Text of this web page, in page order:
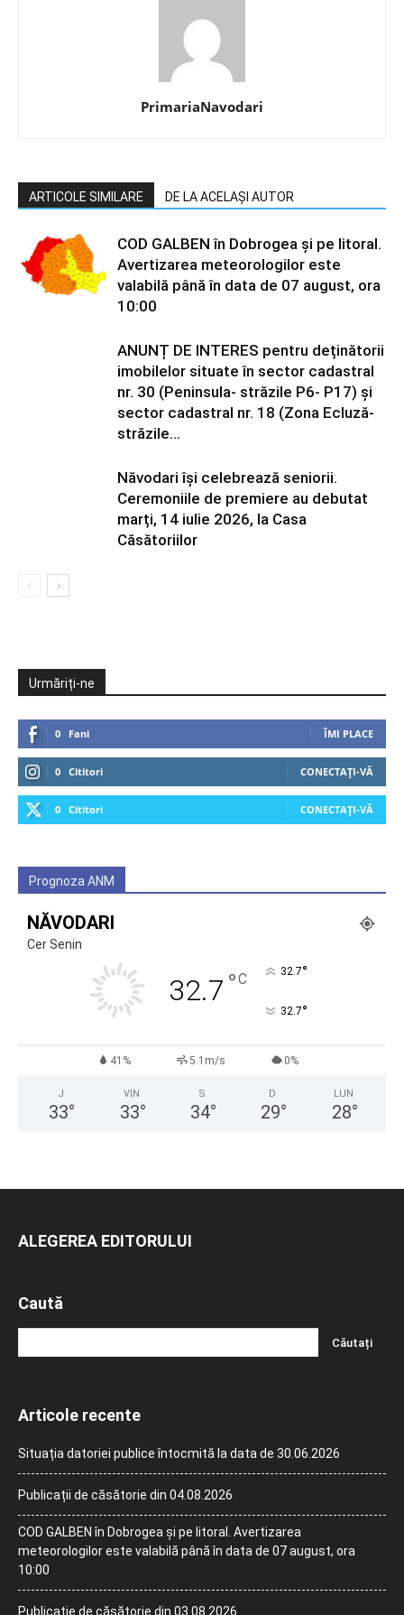
PrimariaNavodari
ARTICOLE SIMILARE DE LA ACELAȘI AUTOR
COD GALBEN în Dobrogea și pe litoral.
Avertizarea meteorologilor este
valabilă până în data de 07 august, ora
10:00
ANUNȚ DE INTERES pentru deținătorii
imobilelor situate în sector cadastral
nr. 30 (Peninsula- străzile P6- P17) și
sector cadastral nr. 18 (Zona Ecluză-
străzile...
Năvodari își celebrează seniorii.
Ceremoniile de premiere au debutat
marți, 14 iulie 2026, la Casa
Căsătoriilor
Urmăriți-ne
0 Fani ÎMI PLACE
0 Cititori CONECTAȚI-VĂ
0 Cititori CONECTAȚI-VĂ
Prognoza ANM
NĂVODARI
Cer Senin
32.7 °C 32.7°
32.7°
41% 5.1m/s 0%
J
33°
VIN
33°
S
34°
D
29°
LUN
28°
ALEGEREA EDITORULUI
Caută
Articole recente
Situația datoriei publice întocmită la data de 30.06.2026
Publicații de căsătorie din 04.08.2026
COD GALBEN în Dobrogea și pe litoral. Avertizarea
meteorologilor este valabilă până în data de 07 august, ora
10:00
Publicație de căsătorie din 03.08.2026